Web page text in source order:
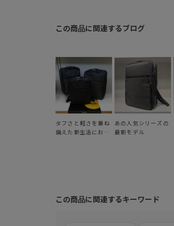
この商品に関連するブログ
タフさと軽さを兼ね
備えた新生活におす
あの人気シリーズの
最新モデル
この商品に関連するキーワード